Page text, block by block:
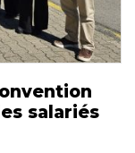
salariés